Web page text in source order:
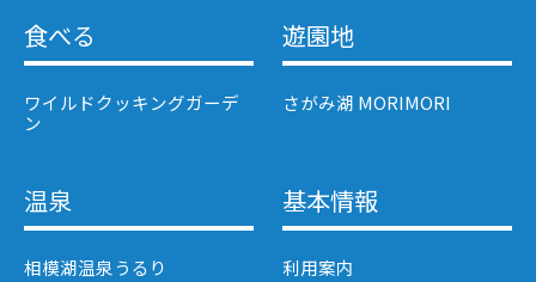
食べる
ワイルドクッキングガーデ
ン
遊園地
さがみ湖 MORIMORI
温泉
相模湖温泉うるり
基本情報
利用案内